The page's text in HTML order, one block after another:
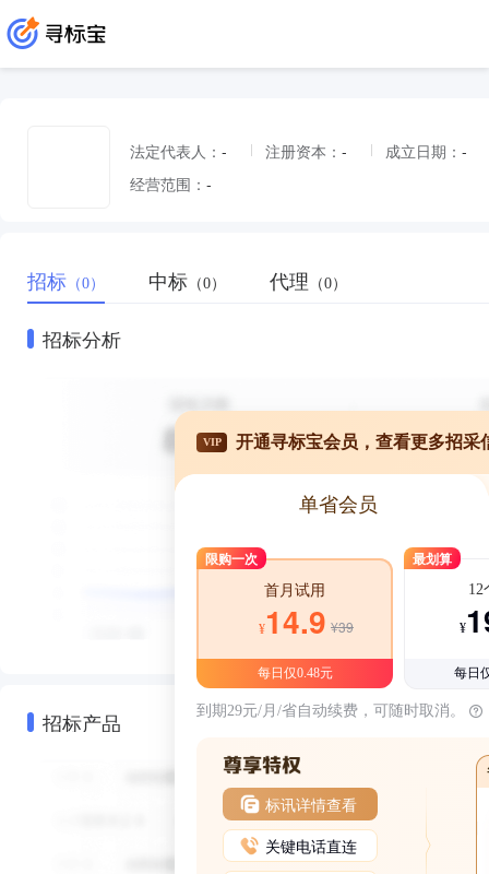
法定代表人： - 注册资本： - 成立日期： -
经营范围： -
招标 （0） 中标 （0） 代理 （0）
招标分析
招标产品
VIP 开通寻标宝会员，查看更多招采
单省会员
限购一次
首月试用
¥14.9 ¥39
每日仅0.48元
最划算
12
¥
每日
到期29元/月/省自动续费，可随时取消。
标讯详情查看
关键电话直连